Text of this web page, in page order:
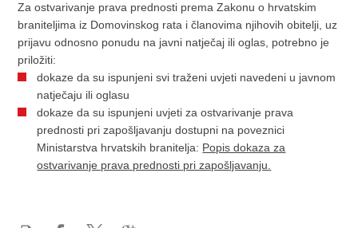
Za ostvarivanje prava prednosti prema Zakonu o hrvatskim
braniteljima iz Domovinskog rata i članovima njihovih obitelji, uz
prijavu odnosno ponudu na javni natječaj ili oglas, potrebno je
priložiti:
dokaze da su ispunjeni svi traženi uvjeti navedeni u javnom
natječaju ili oglasu
dokaze da su ispunjeni uvjeti za ostvarivanje prava
prednosti pri zapošljavanju dostupni na poveznici
Ministarstva hrvatskih branitelja: Popis dokaza za
ostvarivanje prava prednosti pri zapošljavanju.